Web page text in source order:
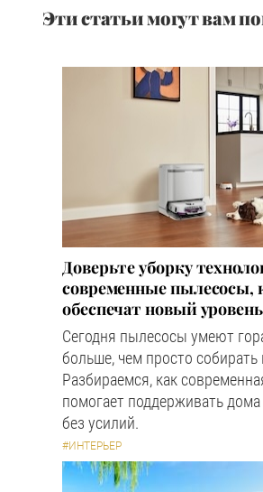
Эти статьи могут вам
Доверьте уборку
современные пылесосы,
обеспечат новый
Сегодня пылесосы умеют
больше, чем просто собирать
Разбираемся, как
помогает поддерживать дома
без усилий.
#ИНТЕРЬЕР